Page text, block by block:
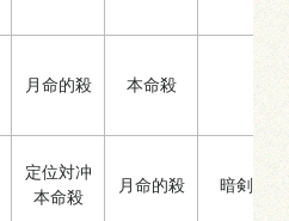
月命的殺 本命殺
定位対冲
本命殺
月命的殺 暗剣殺